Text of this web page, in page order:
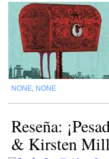
NONE NONE
Reseña:
& Kirsten